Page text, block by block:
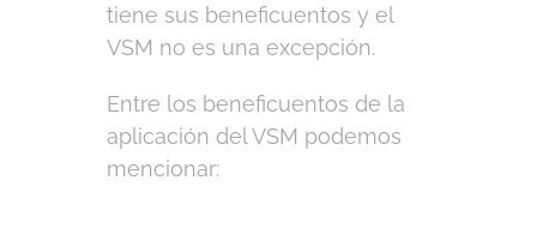
tiene sus beneficuentos y el
VSM no es una excepción.
Entre los beneficuentos de la
aplicación del VSM podemos
mencionar: